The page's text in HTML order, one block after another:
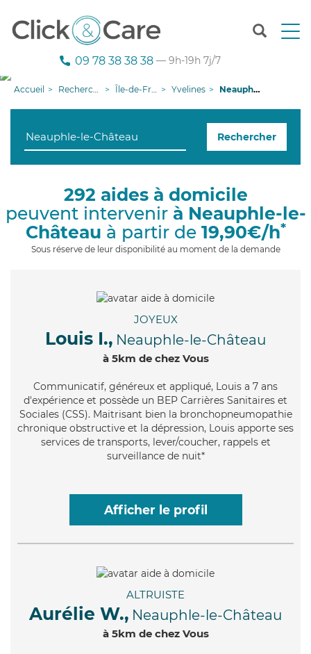
T
n
g
i
09 78 38 38 38 — 9h-19h 7j/7
Accueil Recherche aide à domicile Île-de-France Yvelines Neauphle-le-Château
Rechercher
292 aides à domicile
peuvent intervenir à Neauphle-le-
Château à partir de 19,90€/h*
Sous réserve de leur disponibilité au moment de la demande
JOYEUX
Louis I., Neauphle-le-Château
à 5km de chez Vous
Communicatif, généreux et appliqué, Louis a 7 ans
d'expérience et possède un BEP Carrières Sanitaires et
Sociales (CSS). Maitrisant bien la bronchopneumopathie
chronique obstructive et la dépression, Louis apporte ses
services de transports, lever/coucher, rappels et
surveillance de nuit*
Afficher le profil
ALTRUISTE
Aurélie W., Neauphle-le-Château
à 5km de chez Vous